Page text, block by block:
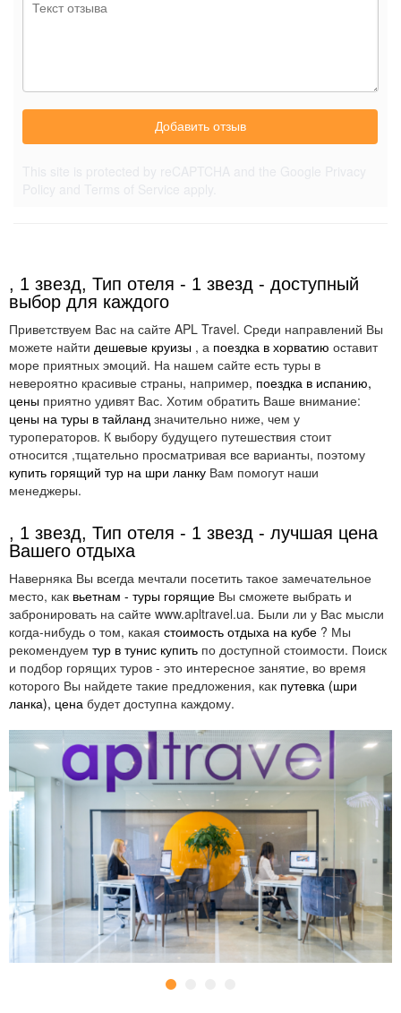
Добавить отзыв
, 1 звезд, Тип отеля - 1 звезд - доступный
выбор для каждого
Приветствуем Вас на сайте APL Travel. Среди направлений Вы
можете найти дешевые круизы , а поездка в хорватию оставит
море приятных эмоций. На нашем сайте есть туры в
невероятно красивые страны, например, поездка в испанию,
цены приятно удивят Вас. Хотим обратить Ваше внимание:
цены на туры в тайланд значительно ниже, чем у
туроператоров. К выбору будущего путешествия стоит
относится ,тщательно просматривая все варианты, поэтому
купить горящий тур на шри ланку Вам помогут наши
менеджеры.
, 1 звезд, Тип отеля - 1 звезд - лучшая цена
Вашего отдыха
Наверняка Вы всегда мечтали посетить такое замечательное
место, как вьетнам - туры горящие Вы сможете выбрать и
забронировать на сайте www.apltravel.ua. Были ли у Вас мысли
когда-нибудь о том, какая стоимость отдыха на кубе ? Мы
рекомендуем тур в тунис купить по доступной стоимости. Поиск
и подбор горящих туров - это интересное занятие, во время
которого Вы найдете такие предложения, как путевка (шри
ланка), цена будет доступна каждому.